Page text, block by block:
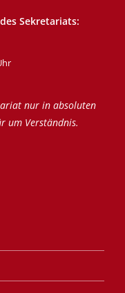
Sekretariats:
nur in absoluten
um Verständnis.